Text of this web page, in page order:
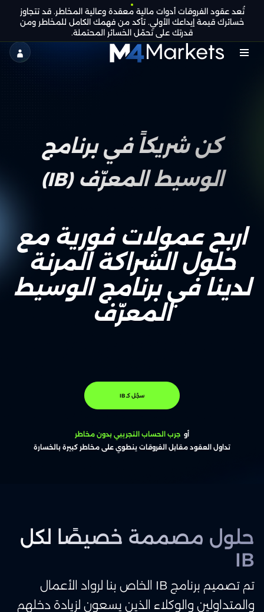
التراخيص الجماعية
AR
كن
شريكًا
تُعد عقود الفروقات أدوات مالية معقدة وعالية المخاطر. قد تتجاوز
خسائرك قيمة إيداعك الأولي. تأكد من فهمك الكامل للمخاطر ومن
قدرتك على تحمّل الخسائر المحتملة.
M4Markets
Regulated
Broker
كن شريكاً في برنامج
الوسيط المعرّف (IB)
اربح عمولات فورية مع
حلول الشراكة المرنة
لدينا في برنامج الوسيط
المعرّف
سجّل كـ IB
أو جرب الحساب التجريبي بدون مخاطر
تداول العقود مقابل الفروقات ينطوي على مخاطر كبيرة بالخسارة
حلول مصممة خصيصًا لكل
IB
تم تصميم برنامج IB الخاص بنا لرواد الأعمال
والمتداولين والوكلاء الذين يسعون لزيادة دخلهم